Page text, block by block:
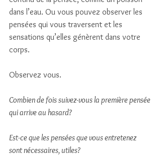
dans l’eau. Ou vous pouvez observer les
pensées qui vous traversent et les
sensations qu’elles génèrent dans votre
corps.
Observez vous.
Combien de fois suivez-vous la première pensée
qui arrive au hasard?
Est-ce que les pensées que vous entretenez
sont nécessaires, utiles?